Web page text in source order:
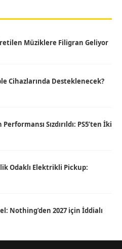
Müziklere Filigran Geliyor
Cihazlarında Desteklenecek?
Sızdırıldı: PS5’ten İki
Odaklı Elektrikli Pickup:
Nothing’den 2027 için İddialı